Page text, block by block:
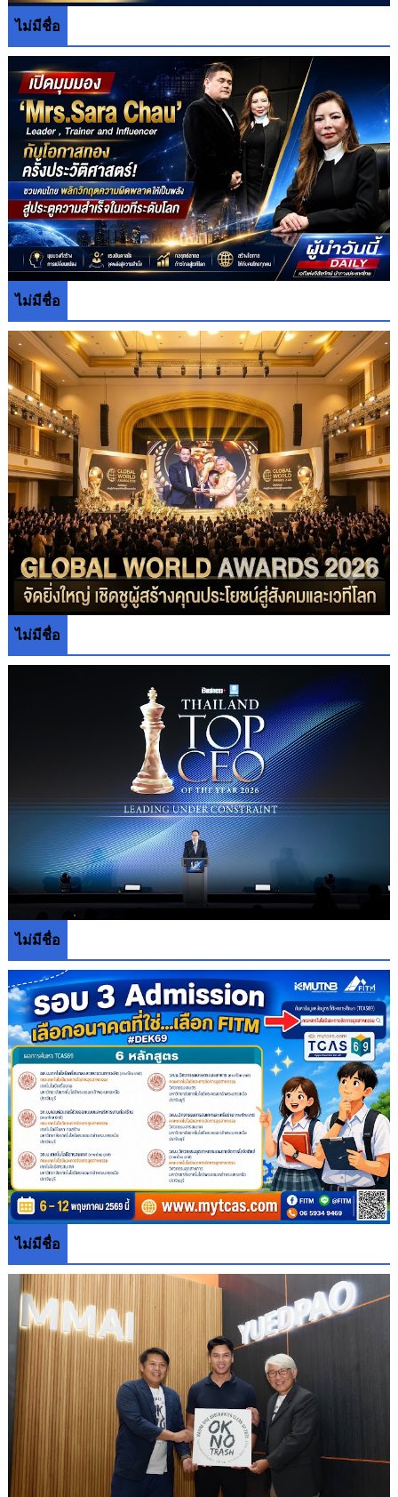
ไม่มีชื่อ
ไม่มีชื่อ
ไม่มีชื่อ
ไม่มีชื่อ
ไม่มีชื่อ